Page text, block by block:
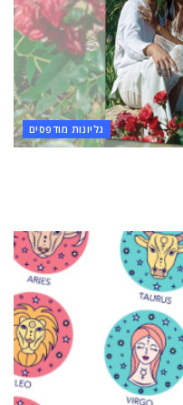
גליונות מודפסים